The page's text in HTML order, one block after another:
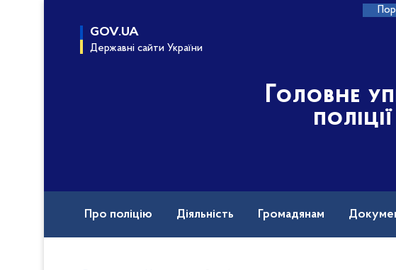
GOV.UA
Державні сайти України
Головне
Про поліцію Діяльність Громадянам